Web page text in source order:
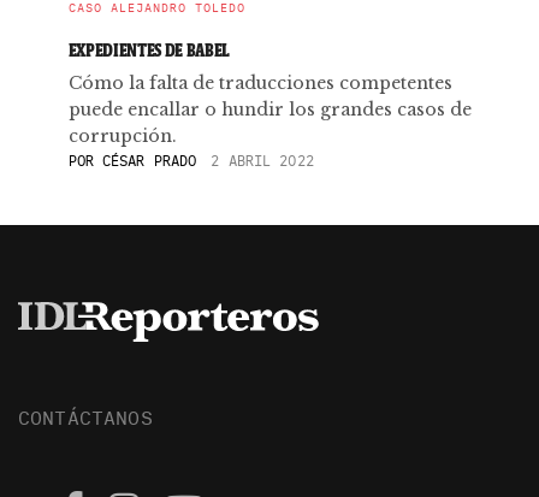
CASO ALEJANDRO TOLEDO
EXPEDIENTES DE BABEL
Cómo la falta de traducciones competentes
puede encallar o hundir los grandes casos de
corrupción.
POR CÉSAR PRADO 2 ABRIL 2022
CONTÁCTANOS